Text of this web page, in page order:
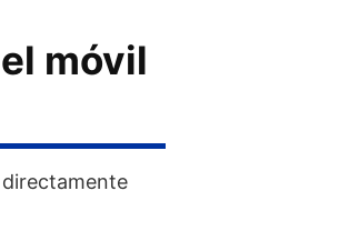
móvil